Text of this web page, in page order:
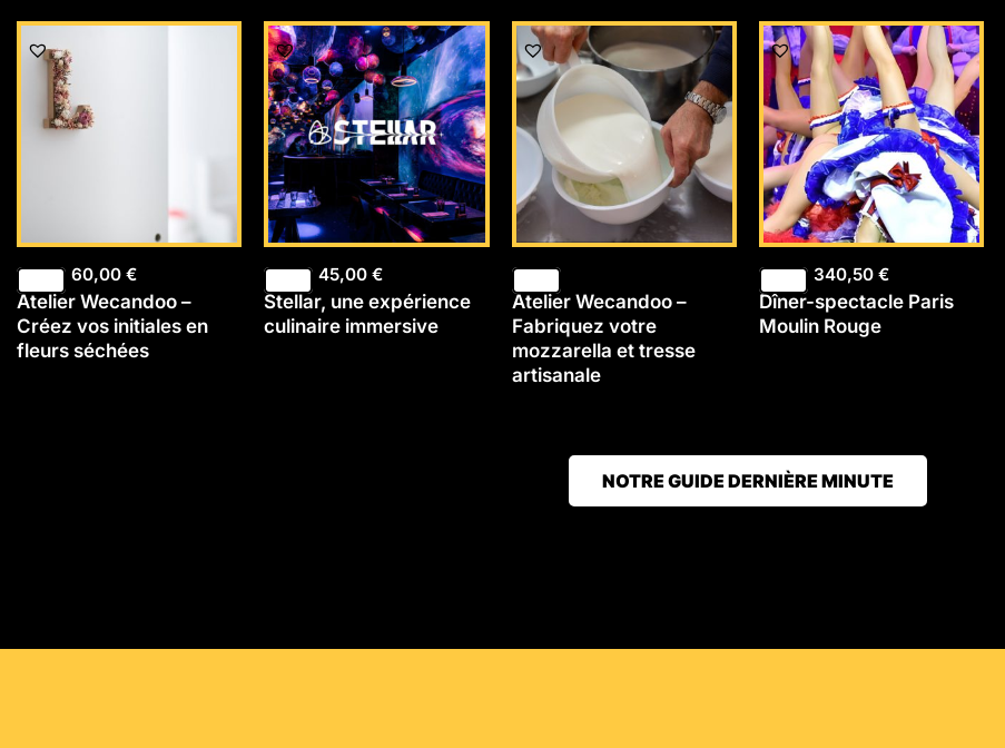
60,00 €
Atelier Wecandoo –
Créez vos initiales en
fleurs séchées
45,00€
Stellar, une expérience
culinaire immersive
Atelier Wecandoo –
Fabriquez votre
mozzarella et tresse
artisanale
340,50 €
Dîner-spectacle Paris
Moulin Rouge
NOTRE GUIDE DERNIÈRE MINUTE